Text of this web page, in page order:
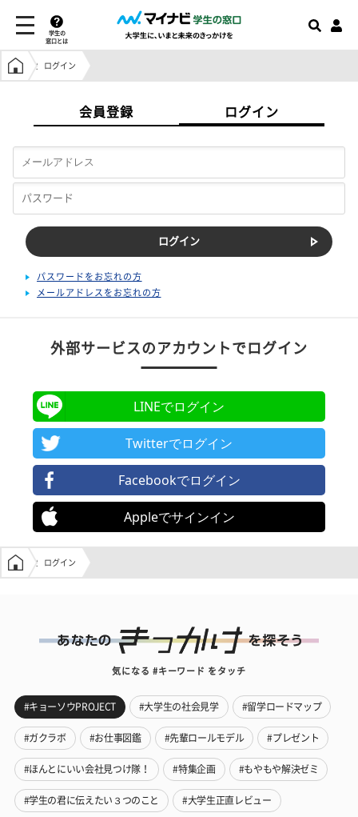
学生の
窓口とは
学生の窓口トップ
ログイン
会員登録 ログイン
パスワードをお忘れの方
メールアドレスをお忘れの方
外部サービスのアカウントでログイン
LINEでログイン
Twitterでログイン
Facebookでログイン
Appleでサインイン
学生の窓口トップ
ログイン
気になる #キーワード をタッチ
#キョーソウPROJECT #大学生の社会見学 #留学ロードマップ
#ガクラボ #お仕事図鑑 #先輩ロールモデル #プレゼント
#ほんとにいい会社見つけ隊！ #特集企画 #もやもや解決ゼミ
#学生の君に伝えたい３つのこと #大学生正直レビュー